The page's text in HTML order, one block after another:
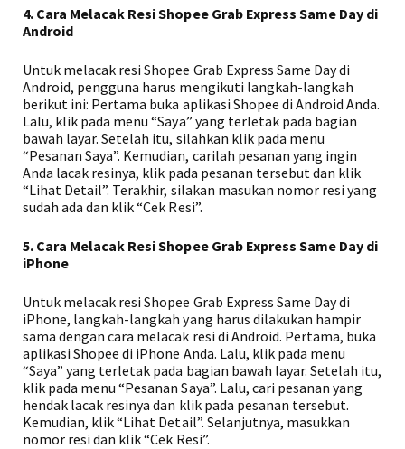
4. Cara Melacak Resi Shopee Grab Express Same Day di
Android
Untuk melacak resi Shopee Grab Express Same Day di
Android, pengguna harus mengikuti langkah-langkah
berikut ini: Pertama buka aplikasi Shopee di Android Anda.
Lalu, klik pada menu “Saya” yang terletak pada bagian
bawah layar. Setelah itu, silahkan klik pada menu
“Pesanan Saya”. Kemudian, carilah pesanan yang ingin
Anda lacak resinya, klik pada pesanan tersebut dan klik
“Lihat Detail”. Terakhir, silakan masukan nomor resi yang
sudah ada dan klik “Cek Resi”.
5. Cara Melacak Resi Shopee Grab Express Same Day di
iPhone
Untuk melacak resi Shopee Grab Express Same Day di
iPhone, langkah-langkah yang harus dilakukan hampir
sama dengan cara melacak resi di Android. Pertama, buka
aplikasi Shopee di iPhone Anda. Lalu, klik pada menu
“Saya” yang terletak pada bagian bawah layar. Setelah itu,
klik pada menu “Pesanan Saya”. Lalu, cari pesanan yang
hendak lacak resinya dan klik pada pesanan tersebut.
Kemudian, klik “Lihat Detail”. Selanjutnya, masukkan
nomor resi dan klik “Cek Resi”.